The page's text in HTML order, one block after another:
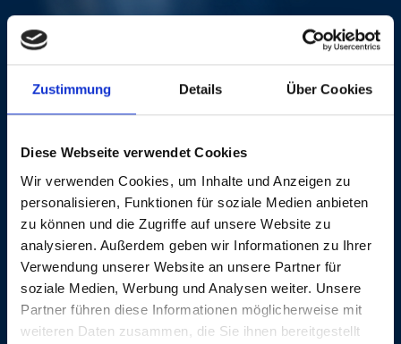
Zustimmung Details Über Cookies
Diese Webseite verwendet Cookies
Wir verwenden Cookies, um Inhalte und Anzeigen zu
personalisieren, Funktionen für soziale Medien anbieten
zu können und die Zugriffe auf unsere Website zu
analysieren. Außerdem geben wir Informationen zu Ihrer
Verwendung unserer Website an unsere Partner für
soziale Medien, Werbung und Analysen weiter. Unsere
Partner führen diese Informationen möglicherweise mit
weiteren Daten zusammen, die Sie ihnen bereitgestellt
LINE-UP
Künstler:In
Instrument
Janis Siegel
Vocals
Alain Paul
Vocals
Cheryl Bentyne
Vocals
Yaron Gershovsky Piano
Michael Bowie
Bass
Buddy Williams
Drums
Larry Klimas
Saxophone
Jeff Richman
Rhythm Guitar
WEITERE KONZERTE